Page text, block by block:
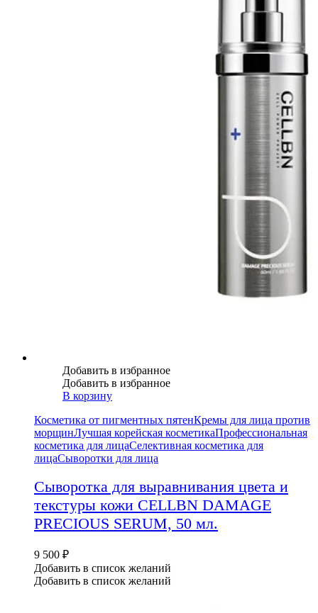
Добавить в избранное
Добавить в избранное
В корзину
Косметика от пигментных пятенКремы для лица против
морщинЛучшая корейская косметикаПрофессиональная
косметика для лицаСелективная косметика для
лицаСыворотки для лица
Сыворотка для выравнивания цвета и
текстуры кожи CELLBN DAMAGE
PRECIOUS SERUM, 50 мл.
9 500 ₽
Добавить в список желаний
Добавить в список желаний